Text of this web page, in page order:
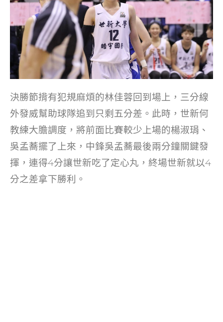
決勝節揹有犯規麻煩的林佳蓉回到場上，三分線
外發威幫助球隊追到只剩五分差。此時，世新何
教練大膽調度，將前面比賽較少上場的楊淑琄、
吳孟蕎擺了上來，中鋒吳孟蕎最後兩分鐘關鍵發
揮，連得4分讓世新吃了定心丸，終場世新就以4
分之差拿下勝利。